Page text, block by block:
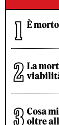
È
La
Cosa
oltre